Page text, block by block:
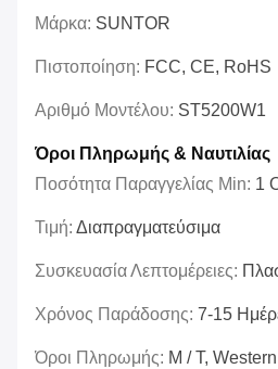
Μάρκα: SUNTOR
Πιστοποίηση: FCC, CE, RoHS
Αριθμό Μοντέλου: ST5200W1
Όροι Πληρωμής & Ναυτιλίας
Ποσότητα Παραγγελίας Min: 1
Τιμή: Διαπραγματεύσιμα
Συσκευασία Λεπτομέρειες:
Χρόνος Παράδοσης: 7-15
Όροι Πληρωμής: Μ / Τ,